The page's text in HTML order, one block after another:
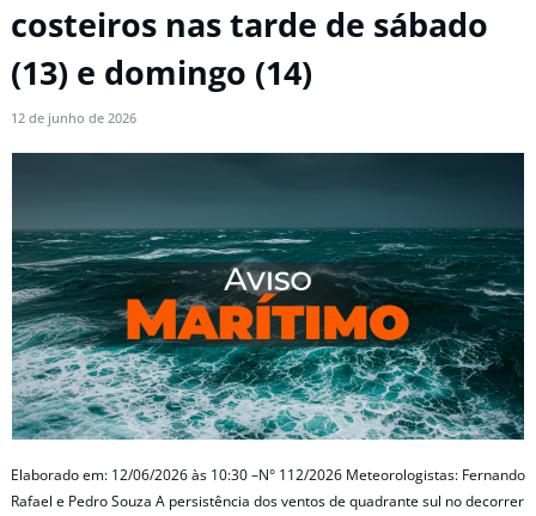
costeiros nas tarde de sábado
(13) e domingo (14)
12 de junho de 2026
Elaborado em: 12/06/2026 às 10:30 –N° 112/2026 Meteorologistas: Fernando
Rafael e Pedro Souza A persistência dos ventos de quadrante sul no decorrer